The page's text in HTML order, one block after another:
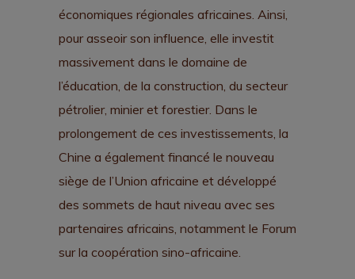
économiques régionales africaines. Ainsi,
pour asseoir son influence, elle investit
massivement dans le domaine de
l’éducation, de la construction, du secteur
pétrolier, minier et forestier. Dans le
prolongement de ces investissements, la
Chine a également financé le nouveau
siège de l’Union africaine et développé
des sommets de haut niveau avec ses
partenaires africains, notamment le Forum
sur la coopération sino-africaine.